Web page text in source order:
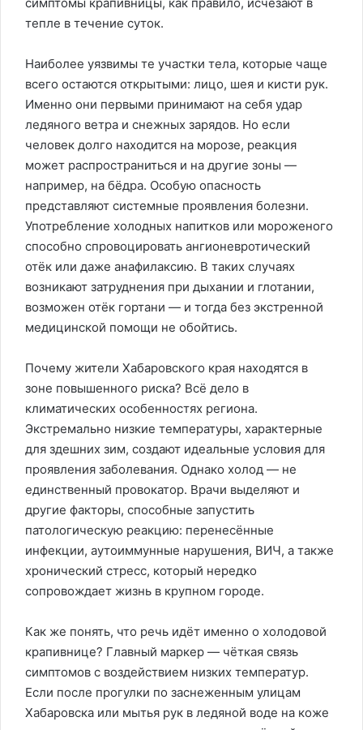
тепле в течение суток.
Наиболее уязвимы те участки тела, которые чаще
всего остаются открытыми: лицо, шея и кисти рук.
Именно они первыми принимают на себя удар
ледяного ветра и снежных зарядов. Но если
человек долго находится на морозе, реакция
может распространиться и на другие зоны —
например, на бёдра. Особую опасность
представляют системные проявления болезни.
Употребление холодных напитков или мороженого
способно спровоцировать ангионевротический
отёк или даже анафилаксию. В таких случаях
возникают затруднения при дыхании и глотании,
возможен отёк гортани — и тогда без экстренной
медицинской помощи не обойтись.
Почему жители Хабаровского края находятся в
зоне повышенного риска? Всё дело в
климатических особенностях региона.
Экстремально низкие температуры, характерные
для здешних зим, создают идеальные условия для
проявления заболевания. Однако холод — не
единственный провокатор. Врачи выделяют и
другие факторы, способные запустить
патологическую реакцию: перенесённые
инфекции, аутоиммунные нарушения, ВИЧ, а также
хронический стресс, который нередко
сопровождает жизнь в крупном городе.
Как же понять, что речь идёт именно о холодовой
крапивнице? Главный маркер — чёткая связь
симптомов с воздействием низких температур.
Если после прогулки по заснеженным улицам
Хабаровска или мытья рук в ледяной воде на коже